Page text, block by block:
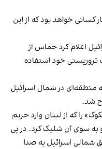
کسانی خواهد بود که از این
اعلام کرد حماس از
تروریستی خود استفاده
در شمال اسرائیل
شد.
را که از لبنان وارد حریم
به سوی آن شلیک کرد. در پی
شمالی اسرائیل به صدا